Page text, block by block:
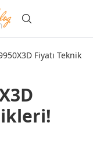
Fiyatı Teknik